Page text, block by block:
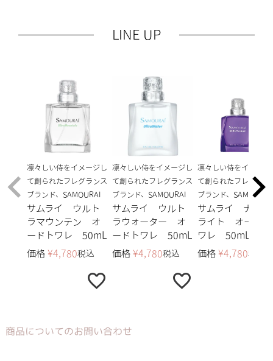
LINE UP
凛々しい侍をイメージし
て創られたフレグランス
ブランド、SAMOURAI
サムライ ウルト
ラマウンテン オ
ードトワレ 50mL
価格 ¥4,780税込
凛々しい侍をイメージし
て創られたフレグランス
ブランド、SAMOURAI
サムライ ウルト
ラウォーター オ
ードトワレ 50mL
価格 ¥4,780税込
凛々しい侍をイメージ
て創られたフレグラン
ブランド、SAMOURAI
サムライ ナイト
ライト オードト
ワレ 50mL
価格 ¥4,780税込
商品についてのお問い合わせ